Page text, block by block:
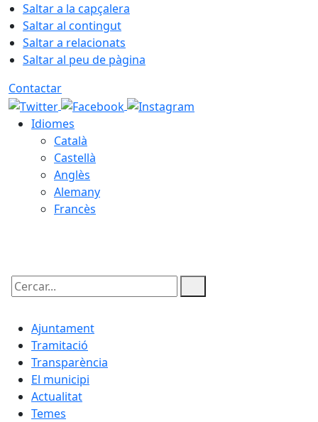
Saltar a la capçalera
Saltar al contingut
Saltar a relacionats
Saltar al peu de pàgina
Contactar
Idiomes
Català
Castellà
Anglès
Alemany
Francès
Cercar:
Ajuntament
Tramitació
Transparència
El municipi
Actualitat
Temes